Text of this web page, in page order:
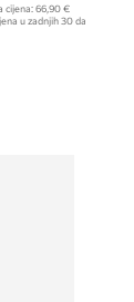
cijena: 66,90 €
u zadnjih 30 dana prije